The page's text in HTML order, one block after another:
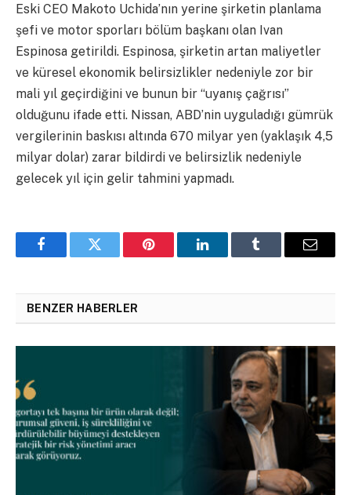
Eski CEO Makoto Uchida’nın yerine şirketin planlama
şefi ve motor sporları bölüm başkanı olan Ivan
Espinosa getirildi. Espinosa, şirketin artan maliyetler
ve küresel ekonomik belirsizlikler nedeniyle zor bir
mali yıl geçirdiğini ve bunun bir “uyanış çağrısı”
olduğunu ifade etti. Nissan, ABD’nin uyguladığı gümrük
vergilerinin baskısı altında 670 milyar yen (yaklaşık 4,5
milyar dolar) zarar bildirdi ve belirsizlik nedeniyle
gelecek yıl için gelir tahmini yapmadı.
FacebookTwitter Pinterest LinkedInTumblr Email
BENZER HABERLER